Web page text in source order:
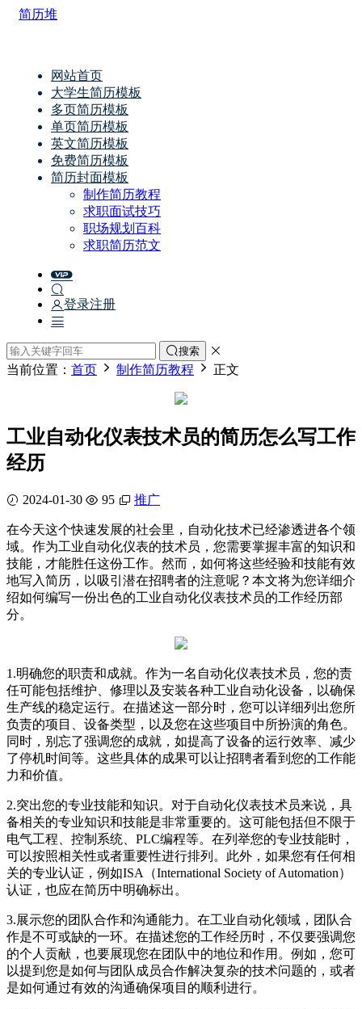
简历堆
网站首页
大学生简历模板
多页简历模板
单页简历模板
英文简历模板
免费简历模板
简历封面模板
制作简历教程
求职面试技巧
职场规划百科
求职简历范文
登录注册
搜索
当前位置： 首页 制作简历教程 正文
工业自动化仪表技术员的简历怎么写工作
经历
2024-01-30 95 推广
在今天这个快速发展的社会里，自动化技术已经渗透进各个领
域。作为工业自动化仪表的技术员，您需要掌握丰富的知识和
技能，才能胜任这份工作。然而，如何将这些经验和技能有效
地写入简历，以吸引潜在招聘者的注意呢？本文将为您详细介
绍如何编写一份出色的工业自动化仪表技术员的工作经历部
分。
1.明确您的职责和成就。作为一名自动化仪表技术员，您的责
任可能包括维护、修理以及安装各种工业自动化设备，以确保
生产线的稳定运行。在描述这一部分时，您可以详细列出您所
负责的项目、设备类型，以及您在这些项目中所扮演的角色。
同时，别忘了强调您的成就，如提高了设备的运行效率、减少
了停机时间等。这些具体的成果可以让招聘者看到您的工作能
力和价值。
2.突出您的专业技能和知识。对于自动化仪表技术员来说，具
备相关的专业知识和技能是非常重要的。这可能包括但不限于
电气工程、控制系统、PLC编程等。在列举您的专业技能时，
可以按照相关性或者重要性进行排列。此外，如果您有任何相
关的专业认证，例如ISA（International Society of Automation）
认证，也应在简历中明确标出。
3.展示您的团队合作和沟通能力。在工业自动化领域，团队合
作是不可或缺的一环。在描述您的工作经历时，不仅要强调您
的个人贡献，也要展现您在团队中的地位和作用。例如，您可
以提到您是如何与团队成员合作解决复杂的技术问题的，或者
是如何通过有效的沟通确保项目的顺利进行。